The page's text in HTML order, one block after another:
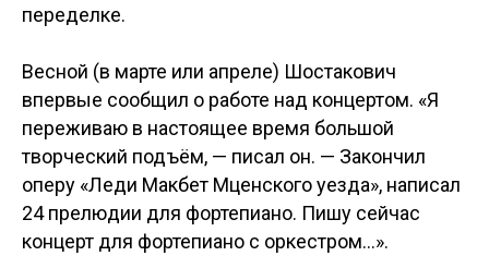
переделке.
Весной (в марте или апреле) Шостакович
впервые сообщил о работе над концертом. «Я
переживаю в настоящее время большой
творческий подъём, — писал он. — Закончил
оперу «Леди Макбет Мценского уезда», написал
24 прелюдии для фортепиано. Пишу сейчас
концерт для фортепиано с оркестром...».